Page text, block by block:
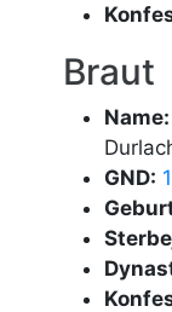
Braut
Name:
GND: